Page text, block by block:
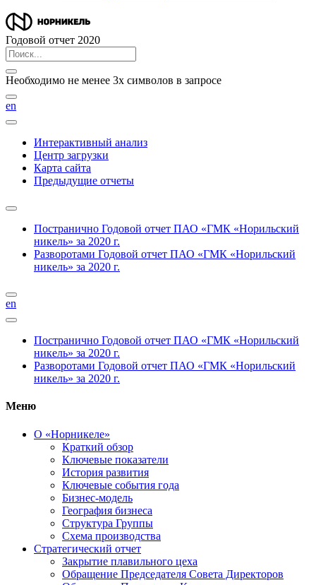
Годовой отчет 2020
Необходимо не менее 3х символов в запросе
en
Интерактивный анализ
Центр загрузки
Карта сайта
Предыдущие отчеты
Постранично Годовой отчет ПАО «ГМК «Норильский
никель» за 2020 г.
Разворотами Годовой отчет ПАО «ГМК «Норильский
никель» за 2020 г.
en
Постранично Годовой отчет ПАО «ГМК «Норильский
никель» за 2020 г.
Разворотами Годовой отчет ПАО «ГМК «Норильский
никель» за 2020 г.
Меню
О «Норникеле»
Краткий обзор
Ключевые показатели
История развития
Ключевые события года
Бизнес-модель
География бизнеса
Структура Группы
Схема производства
Стратегический отчет
Закрытие плавильного цеха
Обращение Председателя Совета Директоров